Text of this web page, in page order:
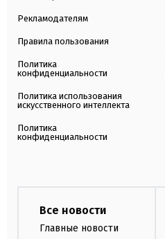
Рекламодателям
Правила пользования
Политика
конфиденциальности
Политика использования
искусственного интеллекта
Политика
конфиденциальности
Все новости
Главные новости